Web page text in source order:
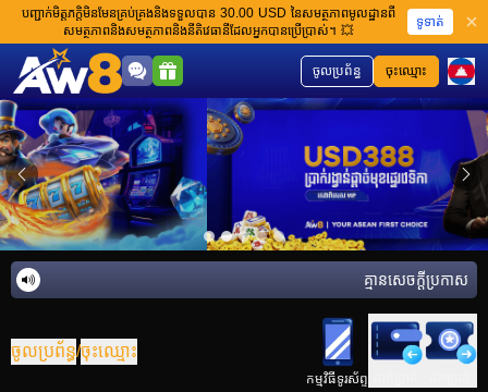
បញ្ជាក់មិត្តភក្តិមិនមែនគ្រប់គ្រងនិងទទួលបាន 30.00 USD នៃសមត្ថភាពមូលដ្ឋានពី
សមត្ថភាពនិងសមត្ថភាពនិងនីតិវេធានីដែលអ្នកបានប្រើប្រាស់។ 💥
ទូទាត់
ចុះឈ្មោះ
ចូលប្រព័ន្ធ
គ្មានសេចក្តីប្រកាសន
ចូលប្រព័ន្ធ/ចុះឈ្មោះ
កម្មវិធីទូរស័ព្ទ